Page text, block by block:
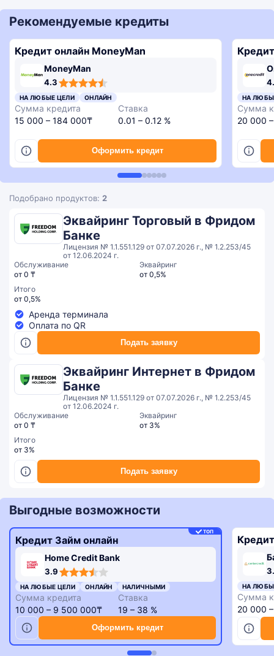
Рекомендуемые кредиты
Кредит онлайн MoneyMan
MoneyMan
4.3
НА ЛЮБЫЕ ЦЕЛИ ОНЛАЙН
Сумма кредита
15 000 – 184 000₸
Ставка
0.01 – 0.12 %
Оформить кредит
НА
Сумма
20 000
rating
Подобрано продуктов: 2
Эквайринг Торговый в Фридом
Банке
Лицензия № 1.1.551.129 от 07.07.2026 г., № 1.2.253/45
от 12.06.2024 г.
Обслуживание
от 0 ₸
Эквайринг
от 0,5%
Итого
от 0,5%
Аренда терминала
Оплата по QR
Подать заявку
Эквайринг Интернет в Фридом
Банке
Лицензия № 1.1.551.129 от 07.07.2026 г., № 1.2.253/45
от 12.06.2024 г.
Обслуживание
от 0 ₸
Эквайринг
от 3%
Итого
от 3%
Подать заявку
Выгодные возможности
ТОП
Кредит Займ онлайн
Home Credit Bank
3.9
rating
НА ЛЮБЫЕ ЦЕЛИ ОНЛАЙН НАЛИЧНЫМИ
Сумма кредита
10 000 – 9 500 000₸
Ставка
19 – 38 %
Оформить кредит
НА
Сумма
20 000